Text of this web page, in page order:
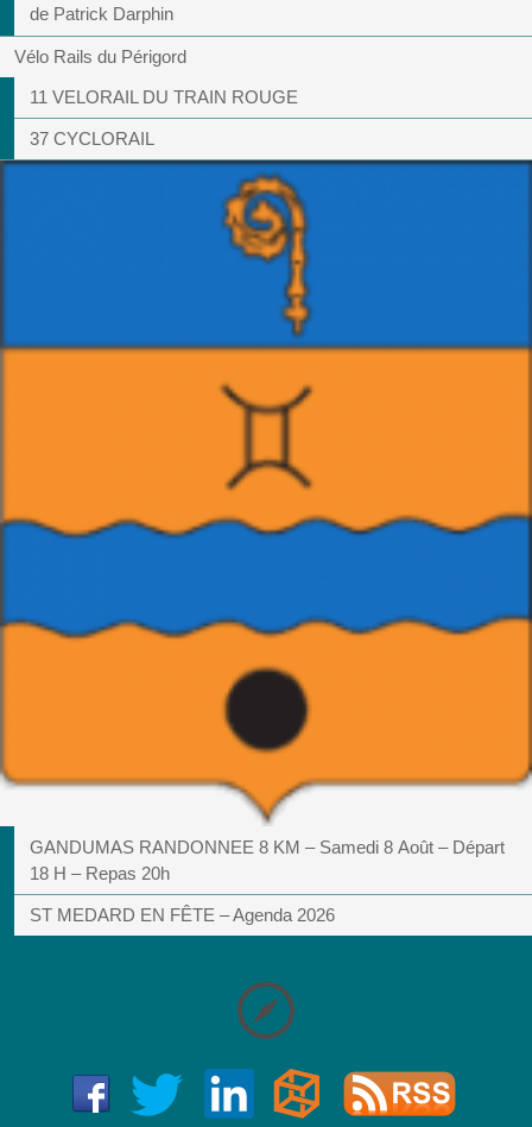
de Patrick Darphin
Vélo Rails du Périgord
11 VELORAIL DU TRAIN ROUGE
37 CYCLORAIL
GANDUMAS RANDONNEE 8 KM – Samedi 8 Août – Départ
18 H – Repas 20h
ST MEDARD EN FÊTE – Agenda 2026